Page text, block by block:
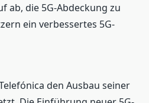
ab, die 5G-Abdeckung zu
ein verbessertes 5G-
den Ausbau seiner